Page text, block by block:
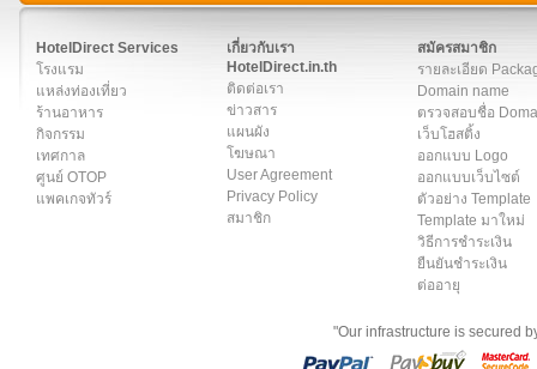
HotelDirect Services
โรงแรม
แหล่งท่องเที่ยว
ร้านอาหาร
กิจกรรม
เทศกาล
ศูนย์ OTOP
แพคเกจทัวร์
เกี่ยวกับเรา
HotelDirect.in.th
ติดต่อเรา
ข่าวสาร
แผนผัง
โฆษณา
User Agreement
Privacy Policy
สมาชิก
สมัครสมาชิก
รายละเอียด
Domain name
ตรวจสอบชื่อ
เว็บโฮสติ้ง
ออกแบบ Logo
ออกแบบเว็บไซต์
ตัวอย่าง Template
Template มาใหม่
วิธีการชำระเงิน
ยืนยันชำระเงิน
ต่ออายุ
"Our infrastructure is secured